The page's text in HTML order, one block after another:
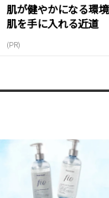
肌が健やかになる環
肌を手に入れる近道
(PR)